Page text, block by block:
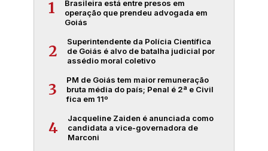
1
Brasileira está entre presos em
operação que prendeu advogada em
Goiás
2
Superintendente da Polícia Científica
de Goiás é alvo de batalha judicial por
assédio moral coletivo
3
PM de Goiás tem maior remuneração
bruta média do país; Penal é 2ª e Civil
fica em 11º
4
Jacqueline Zaiden é anunciada como
candidata a vice-governadora de
Marconi